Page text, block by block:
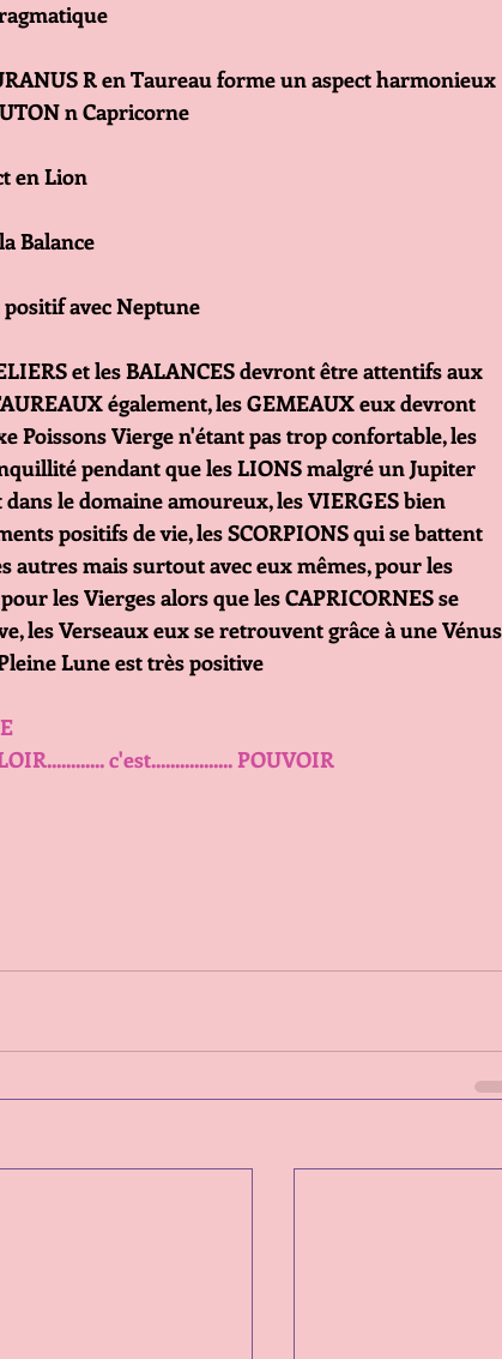
R en Taureau forme un aspect harmonieux
n Capricorne
en Lion
Balance
avec Neptune
et les BALANCES devront être attentifs aux
également, les GEMEAUX eux devront
Poissons Vierge n'étant pas trop confortable, les
pendant que les LIONS malgré un Jupiter
le domaine amoureux, les VIERGES bien
positifs de vie, les SCORPIONS qui se battent
autres mais surtout avec eux mêmes, pour les
les Vierges alors que les CAPRICORNES se
les Verseaux eux se retrouvent grâce à une Vénus
Lune est très positive
c'est................. POUVOIR